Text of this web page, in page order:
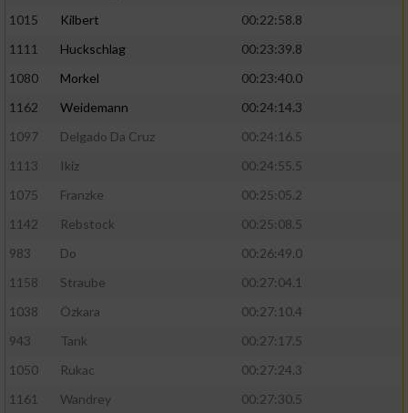
1015
Kilbert
00:22:58.8
1111
Huckschlag
00:23:39.8
1080
Morkel
00:23:40.0
1162
Weidemann
00:24:14.3
1097
Delgado Da Cruz
00:24:16.5
1113
Ikiz
00:24:55.5
1075
Franzke
00:25:05.2
1142
Rebstock
00:25:08.5
983
Do
00:26:49.0
1158
Straube
00:27:04.1
1038
Özkara
00:27:10.4
943
Tank
00:27:17.5
1050
Rukac
00:27:24.3
1161
Wandrey
00:27:30.5